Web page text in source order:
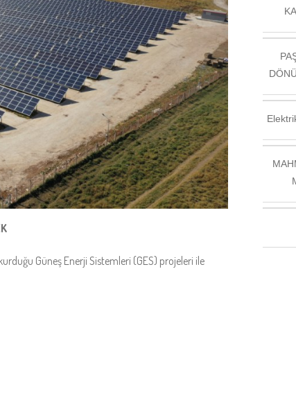
Güneş Enerji Sistemleri (GES) projeleri ile